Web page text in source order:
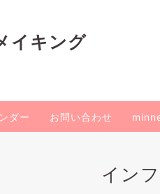
イキング
ダー お問い合わせ
イン